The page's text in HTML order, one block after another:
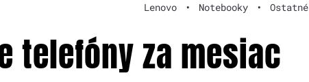
Lenovo • Notebooky • Ostatné
telefóny za mesiac